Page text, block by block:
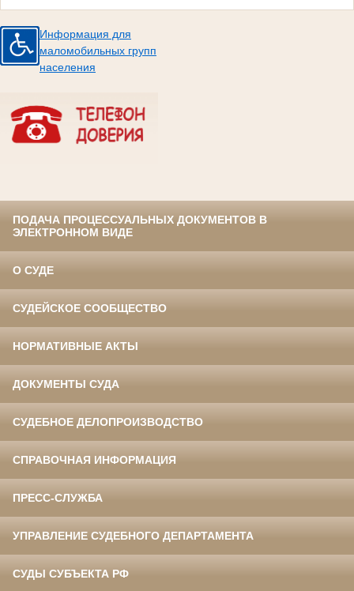
Информация для
маломобильных групп
населения
ПОДАЧА ПРОЦЕССУАЛЬНЫХ ДОКУМЕНТОВ В
ЭЛЕКТРОННОМ ВИДЕ
О СУДЕ
СУДЕЙСКОЕ СООБЩЕСТВО
НОРМАТИВНЫЕ АКТЫ
ДОКУМЕНТЫ СУДА
СУДЕБНОЕ ДЕЛОПРОИЗВОДСТВО
СПРАВОЧНАЯ ИНФОРМАЦИЯ
ПРЕСС-СЛУЖБА
УПРАВЛЕНИЕ СУДЕБНОГО ДЕПАРТАМЕНТА
СУДЫ СУБЪЕКТА РФ